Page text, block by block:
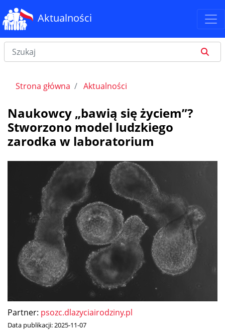
Aktualności
Strona główna Aktualności
Naukowcy „bawią się życiem”?
Stworzono model ludzkiego
zarodka w laboratorium
Partner: psozc.dlazyciairodziny.pl
Data publikacji:2025-11-07